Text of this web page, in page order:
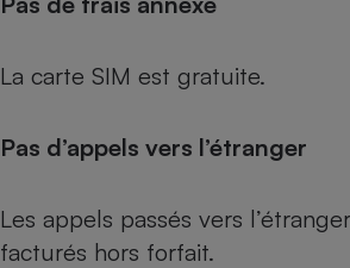
La carte SIM est gratuite.
Pas d’appels vers l’étranger
Les appels passés vers
facturés hors forfait.